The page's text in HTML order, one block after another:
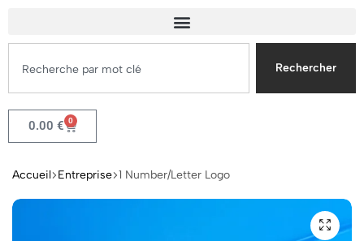
Rechercher
0.00 € 0
Accueil Entreprise 1 Number/Letter Logo